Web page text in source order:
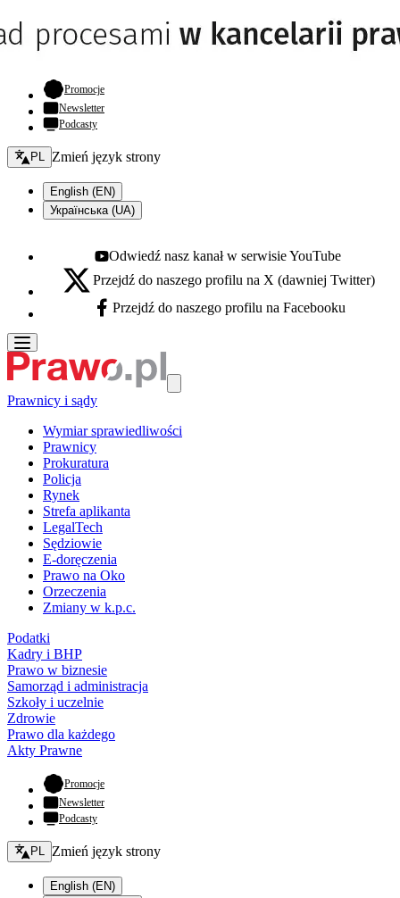
Promocje- otwiera się w nowej karcie
Newsletter
Podcasty
Zmień język - bieżący:
PL Zmień język strony
English (EN)
Українська (UA)
Youtube - otwiera się w nowej karcie
Odwiedź nasz kanał w serwisie YouTube
X - otwiera się w nowej karcie
Przejdź do naszego profilu na X (dawniej Twitter)
Facebook - otwiera się w nowej karcie
Przejdź do naszego profilu na Facebooku
Prawnicy i sądy
Wymiar sprawiedliwości
Prawnicy
Prokuratura
Policja
Rynek
Strefa aplikanta
LegalTech
Sędziowie
E-doręczenia
Prawo na Oko
Orzeczenia
Zmiany w k.p.c.
Podatki
Kadry i BHP
Prawo w biznesie
Samorząd i administracja
Szkoły i uczelnie
Zdrowie
Prawo dla każdego
Akty Prawne
Promocje- otwiera się w nowej karcie
Newsletter
Podcasty
Zmień język - bieżący:
PL Zmień język strony
English (EN)